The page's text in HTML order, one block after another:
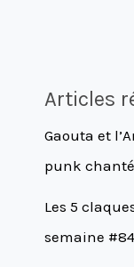
Articles
Gaouta et
punk
Les 5
semaine #84